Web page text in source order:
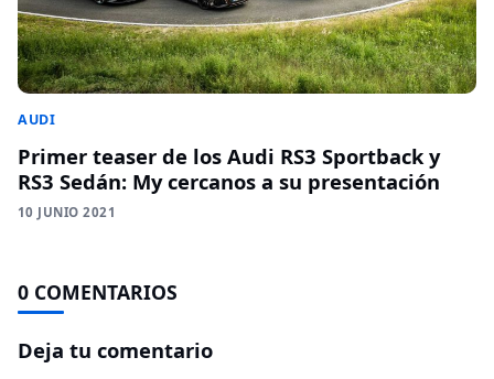
AUDI
Primer teaser de los Audi RS3 Sportback y
RS3 Sedán: My cercanos a su presentación
10 JUNIO 2021
0 COMENTARIOS
Deja tu comentario